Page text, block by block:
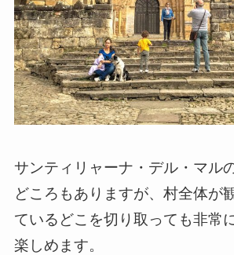
サンティリャーナ・デル・マル
どころもありますが、村全体が
ているどこを切り取っても非常
楽しめます。